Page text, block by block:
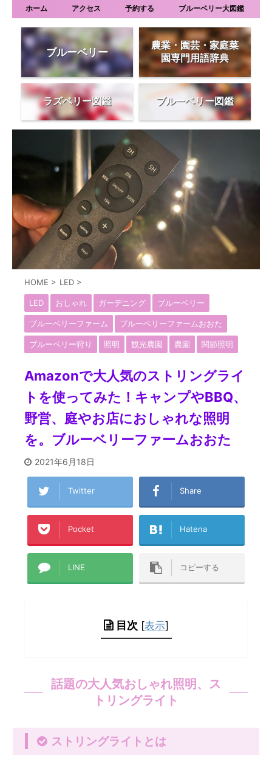
ホーム アクセス 予約する ブルーベリー大図鑑
ブルーベリー
農業・園芸・家庭菜
園専門用語辞典
ラズベリー図鑑 ブルーベリー図鑑
HOME > LED >
LED おしゃれ ガーデニング ブルーベリー
ブルーベリーファーム ブルーベリーファームおおた
ブルーベリー狩り 照明 観光農園 農園 関節照明
Amazonで大人気のストリングライ
トを使ってみた！キャンプやBBQ、
野営、庭やお店におしゃれな照明
を。ブルーベリーファームおおた
2021年6月18日
Twitter Share
Pocket Hatena
LINE コピーする
目次 [表示]
話題の大人気おしゃれ照明、ス
トリングライト
ストリングライトとは